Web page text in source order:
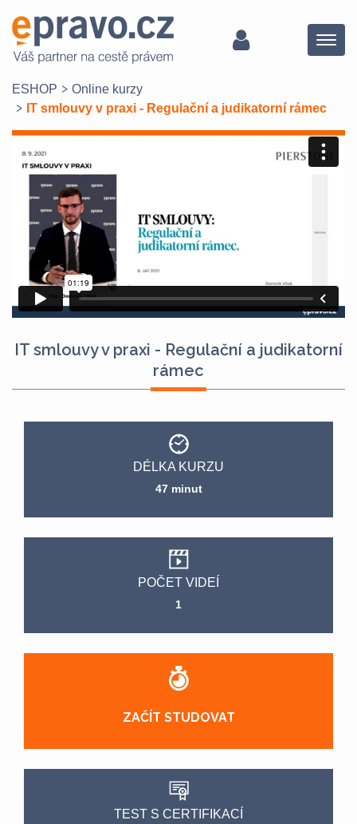
Menu
ESHOP
Online kurzy
IT smlouvy v praxi - Regulační a judikatorní rámec
IT smlouvy v praxi - Regulační a judikatorní
rámec
DÉLKA KURZU
47 minut
POČET VIDEÍ
1
ZAČÍT STUDOVAT
TEST S CERTIFIKACÍ